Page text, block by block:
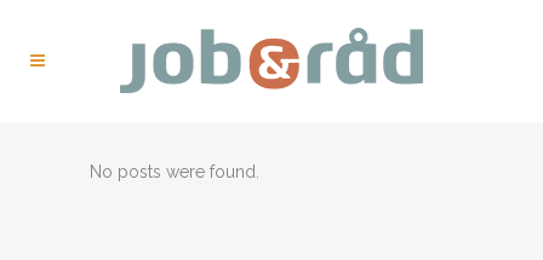
No posts were found.